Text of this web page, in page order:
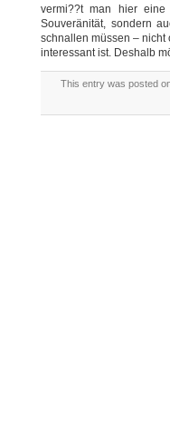
vermi??t man hier eine
Souveränität, sondern
schnallen müssen – nicht
interessant ist. Deshalb
This entry was posted